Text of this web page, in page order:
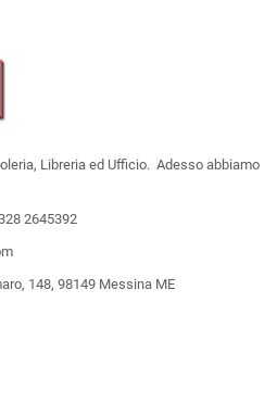
Libreria ed Ufficio. Adesso abbiamo
2645392
148, 98149 Messina ME